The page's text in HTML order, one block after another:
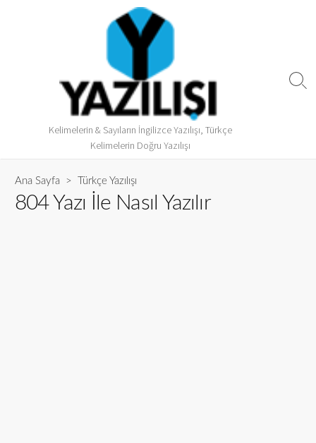
Kelimelerin & Sayıların İngilizce Yazılışı, Türkçe
Kelimelerin Doğru Yazılışı
Ana Sayfa > Türkçe Yazılışı
804 Yazı İle Nasıl Yazılır